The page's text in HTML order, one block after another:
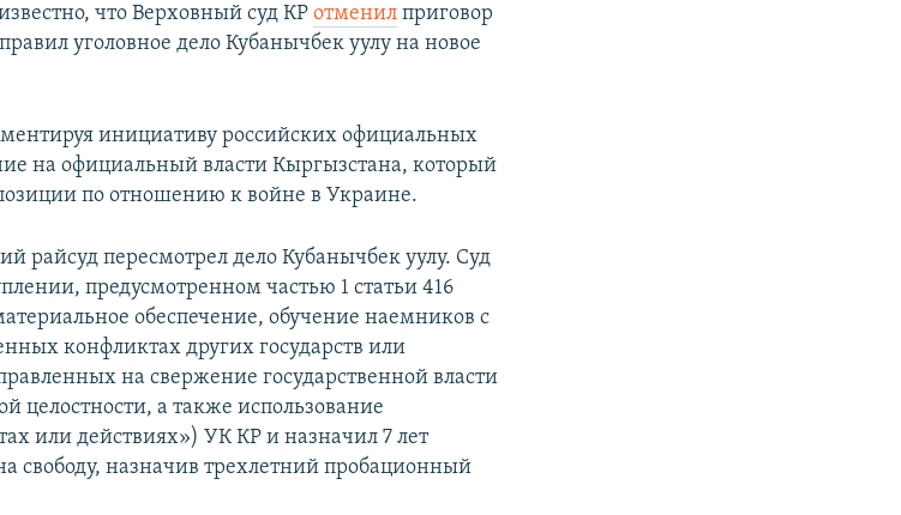
что Верховный суд КРотменил приговор
уголовное дело Кубанычбек уулу на новое
инициативу российских официальных
на официальный власти Кыргызстана, который
по отношению к войне в Украине.
райсуд пересмотрел дело Кубанычбек уулу. Суд
предусмотренном частью 1 статьи 416
обеспечение, обучение наемников с
конфликтах других государств или
на свержение государственной власти
целостности, а также использование
или действиях») УК КР и назначил 7 лет
свободу, назначив трехлетний пробационный